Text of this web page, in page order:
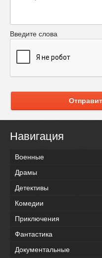
Введите слова
Навигация
Военные
Драмы
Детективы
Комедии
Приключения
Фантастика
Документальные